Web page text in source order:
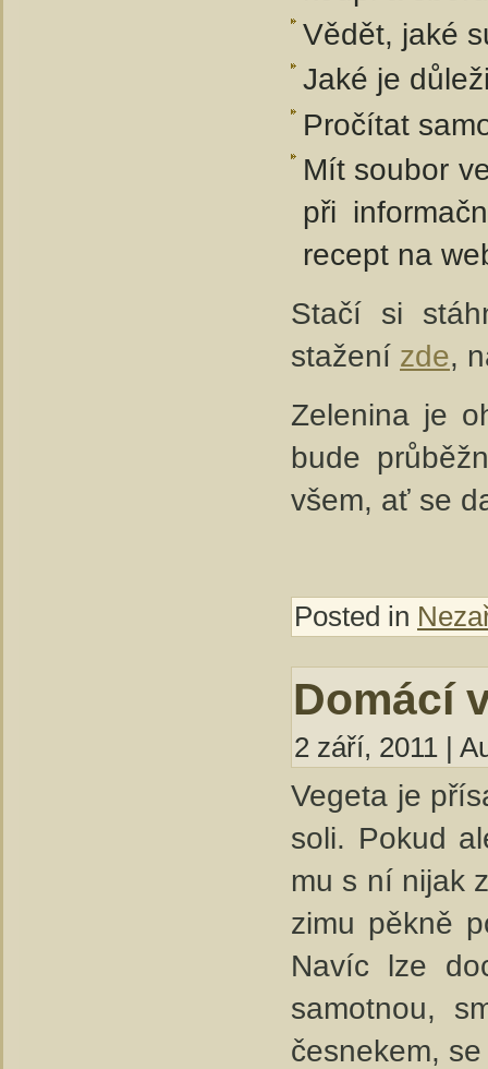
Vědět, jaké
Jaké je
Pročítat
Mít soubor
při
recept na
Stačí si
stažení zde,
Zelenina je
bude
všem, ať se
Posted in
Domácí
2 září, 2011 |
Vegeta je
soli. Pokud
mu s ní nijak
zimu pěkně
Navíc lze
samotnou,
česnekem,